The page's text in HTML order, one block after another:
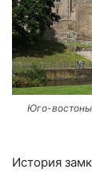
Юго-
История